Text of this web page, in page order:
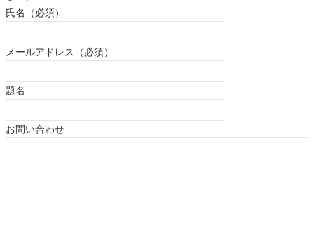
氏名（必須）
メールアドレス（必須）
題名
お問い合わせ